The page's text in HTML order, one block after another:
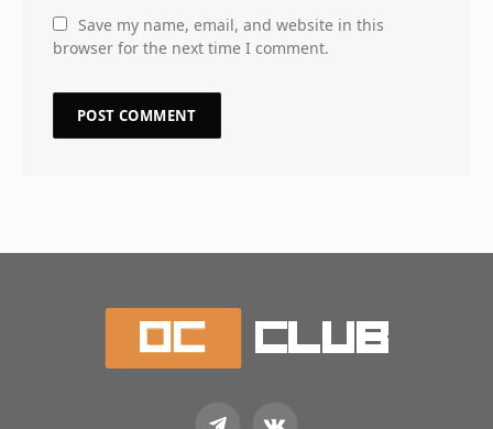
Save my name, email, and website in this
browser for the next time I comment.